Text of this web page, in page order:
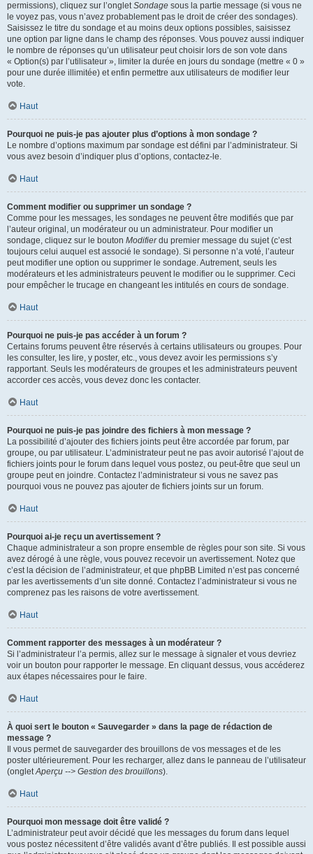
permissions), cliquez sur l’ongletSondage sous la partie message (si vous ne
le voyez pas, vous n’avez probablement pas le droit de créer des sondages).
Saisissez le titre du sondage et au moins deux options possibles, saisissez
une option par ligne dans le champ des réponses. Vous pouvez aussi indiquer
le nombre de réponses qu’un utilisateur peut choisir lors de son vote dans
« Option(s) par l’utilisateur », limiter la durée en jours du sondage (mettre « 0 »
pour une durée illimitée) et enfin permettre aux utilisateurs de modifier leur
vote.
Haut
Pourquoi ne puis-je pas ajouter plus d’options à mon sondage ?
Le nombre d’options maximum par sondage est défini par l’administrateur. Si
vous avez besoin d’indiquer plus d’options, contactez-le.
Haut
Comment modifier ou supprimer un sondage ?
Comme pour les messages, les sondages ne peuvent être modifiés que par
l’auteur original, un modérateur ou un administrateur. Pour modifier un
sondage, cliquez sur le bouton Modifierdu premier message du sujet (c’est
toujours celui auquel est associé le sondage). Si personne n’a voté, l’auteur
peut modifier une option ou supprimer le sondage. Autrement, seuls les
modérateurs et les administrateurs peuvent le modifier ou le supprimer. Ceci
pour empêcher le trucage en changeant les intitulés en cours de sondage.
Haut
Pourquoi ne puis-je pas accéder à un forum ?
Certains forums peuvent être réservés à certains utilisateurs ou groupes. Pour
les consulter, les lire, y poster, etc., vous devez avoir les permissions s’y
rapportant. Seuls les modérateurs de groupes et les administrateurs peuvent
accorder ces accès, vous devez donc les contacter.
Haut
Pourquoi ne puis-je pas joindre des fichiers à mon message ?
La possibilité d’ajouter des fichiers joints peut être accordée par forum, par
groupe, ou par utilisateur. L’administrateur peut ne pas avoir autorisé l’ajout de
fichiers joints pour le forum dans lequel vous postez, ou peut-être que seul un
groupe peut en joindre. Contactez l’administrateur si vous ne savez pas
pourquoi vous ne pouvez pas ajouter de fichiers joints sur un forum.
Haut
Pourquoi ai-je reçu un avertissement ?
Chaque administrateur a son propre ensemble de règles pour son site. Si vous
avez dérogé à une règle, vous pouvez recevoir un avertissement. Notez que
c’est la décision de l’administrateur, et que phpBB Limited n’est pas concerné
par les avertissements d’un site donné. Contactez l’administrateur si vous ne
comprenez pas les raisons de votre avertissement.
Haut
Comment rapporter des messages à un modérateur ?
Si l’administrateur l’a permis, allez sur le message à signaler et vous devriez
voir un bouton pour rapporter le message. En cliquant dessus, vous accéderez
aux étapes nécessaires pour le faire.
Haut
À quoi sert le bouton « Sauvegarder » dans la page de rédaction de
message ?
Il vous permet de sauvegarder des brouillons de vos messages et de les
poster ultérieurement. Pour les recharger, allez dans le panneau de l’utilisateur
(ongletAperçu --> Gestion des brouillons).
Haut
Pourquoi mon message doit être validé ?
L’administrateur peut avoir décidé que les messages du forum dans lequel
vous postez nécessitent d’être validés avant d’être publiés. Il est possible aussi